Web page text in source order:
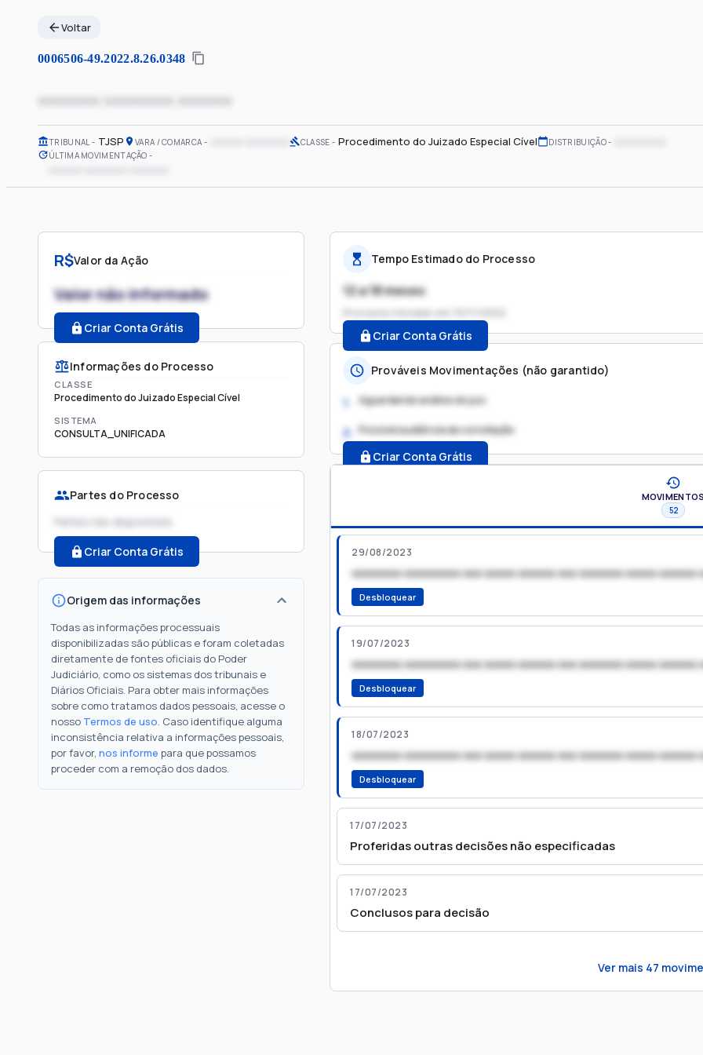
Voltar
0006506-49.2022.8.26.0348
xxxxxxxx xxxxxxxxx xxxxxxx
TRIBUNAL TJSP VARA / COMARCA CLASSE Procedimento do Juizado Especial Cível DISTRIBUIÇÃO
ÚLTIMA MOVIMENTAÇÃO
R$Valor da Ação
Valor não informado
Criar Conta Grátis
Informações do Processo
CLASSE
Procedimento do Juizado Especial Cível
SISTEMA
CONSULTA_UNIFICADA
Partes do Processo
Partes não disponíveis
Criar Conta Grátis
Origem das informações
Todas as informações processuais
disponibilizadas são públicas e foram coletadas
diretamente de fontes oficiais do Poder
Judiciário, como os sistemas dos tribunais e
Diários Oficiais. Para obter mais informações
sobre como tratamos dados pessoais, acesse o
nosso Termos de uso. Caso identifique alguma
inconsistência relativa a informações pessoais,
por favor, nos informe para que possamos
proceder com a remoção dos dados.
Tempo Estimado do Processo
12 a 18 meses
Processo iniciado em
Criar Conta Grátis
Prováveis Movimentações (não garantido)
1. Aguardando análise do juiz
2. Possível audiência de conciliação
Criar Conta Grátis
MOVIMENTOS
52
29/08/2023
xxxxxxxx xxxxxxxxx xxx xxxxx xxxxxx xxx xxxxxxx xxxxx xxxxxx
Desbloquear
19/07/2023
xxxxxxxx xxxxxxxxx xxx xxxxx xxxxxx xxx xxxxxxx xxxxx xxxxxx
Desbloquear
18/07/2023
xxxxxxxx xxxxxxxxx xxx xxxxx xxxxxx xxx xxxxxxx xxxxx xxxxxx
Desbloquear
17/07/2023
Proferidas outras decisões não especificadas
17/07/2023
Conclusos para decisão
Ver mais 47